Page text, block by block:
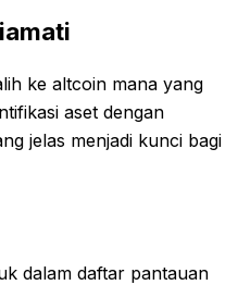
ke altcoin mana yang
aset dengan
jelas menjadi kunci bagi
dalam daftar pantauan